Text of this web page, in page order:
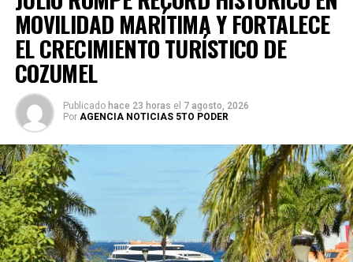
MOVILIDAD MARÍTIMA Y FORTALECE
EL CRECIMIENTO TURÍSTICO DE
COZUMEL
Publicado hace 23 horas el 7 agosto, 2026
Por AGENCIA NOTICIAS 5TO PODER